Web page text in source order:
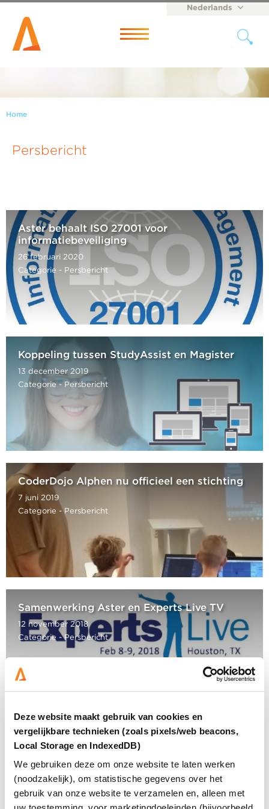
Deze website maakt gebruik van cookies en
vergelijkbare technieken (zoals pixels/web beacons,
Local Storage en IndexedDB)
We gebruiken deze om onze website te laten werken
(noodzakelijk), om statistische gegevens over het
gebruik van onze website te verzamelen en, alleen met
Nederlands
Menu
Home
Persbericht
Aster behaalt ISO 27001 voor
informatiebeveiliging
26 februari 2020
Categorie - Persbericht
Koppeling tussen StudyAssist en Magister
13 december 2019
Categorie - Persbericht
CoderDojo Alphen nu officieel een stichting
7 juni 2019
Categorie - Persbericht
Samenwerking Aster en Experts Live TV
12 november 2018
Categorie - Persbericht
Aster verdubbelt aantal leerwerkplaatsen
17 juni 2018
Categorie - Blog